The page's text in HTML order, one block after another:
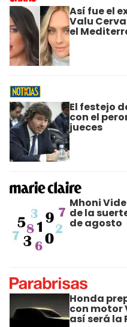
Así fue el
Valu
el
El festejo
con el
jueces
Mhoni
de la
de agosto
Honda
con motor
así será la